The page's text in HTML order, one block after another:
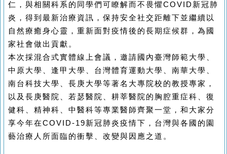
仁，與相關科系的同學們可瞭解而不畏懼COVID新冠肺
炎，得到最新治療資訊，保持安全社交距離下並繼續以
自然療癒身心靈，重新面對疫情後的長期症候群，為國
家社會做出貢獻。
本次採混合式實體線上會議，邀請國內臺灣師範大學、
中原大學、逢甲大學、台灣體育運動大學、南華大學、
南台科技大學、長庚大學等著名大專院校的教授專家，
以及長庚醫院、若瑟醫院、耕莘醫院的胸腔重症科、復
健科、精神科、中醫科等專業醫師齊聚一堂，和大家分
享今年在COVID-19新冠肺炎疫情下，台灣與各國的園
藝治療人所面臨的衝擊、改變與因應之道。